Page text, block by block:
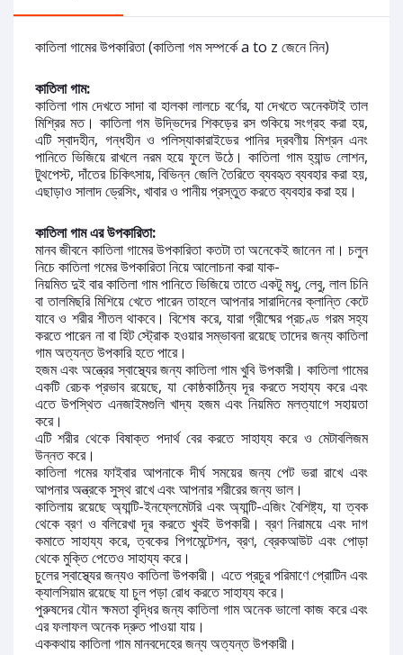
কাতিলা গামের উপকারিতা (কাতিলা গম সম্পর্কে a to z জেনে নিন)
কাতিলা গাম:
কাতিলা গাম দেখতে সাদা বা হালকা লালচে বর্ণের, যা দেখতে অনেকটাই তাল
মিশ্রির মত। কাতিলা গম উদ্ভিদের শিকড়ের রস শুকিয়ে সংগ্রহ করা হয়,
এটি স্বাদহীন, গন্ধহীন ও পলিস্যাকারাইডের পানির দ্রবণীয় মিশ্রন এনং
পানিতে ভিজিয়ে রাখলে নরম হয়ে ফুলে উঠে। কাতিলা গাম হ্যান্ড লোশন,
টুথপেস্ট, দাঁতের চিকিৎসায়, বিভিন্ন জেলি তৈরিতে ব্যবহৃত ব্যবহার করা হয়,
এছাড়াও সালাদ ড্রেসিং, খাবার ও পানীয় প্রস্তুত করতে ব্যবহার করা হয়।
কাতিলা গাম এর উপকারিতা:
মানব জীবনে কাতিলা গামের উপকারিতা কতটা তা অনেকেই জানেন না। চলুন
নিচে কাতিলা গমের উপকারিতা নিয়ে আলোচনা করা যাক-
নিয়মিত দুই বার কাতিলা গাম পানিতে ভিজিয়ে তাতে একটু মধু, লেবু, লাল চিনি
বা তালমিছরি মিশিয়ে খেতে পারেন তাহলে আপনার সারাদিনের ক্লান্তি কেটে
যাবে ও শরীর শীতল থাকবে। বিশেষ করে, যারা গ্রীষ্মের প্রচণ্ড গরম সহ্য
করতে পারেন না বা হিট স্ট্রোক হওয়ার সম্ভাবনা রয়েছে তাদের জন্য কাতিলা
গাম অত্যন্ত উপকারি হতে পারে।
হজম এবং অন্ত্রের স্বাস্থ্যের জন্য কাতিলা গাম খুবি উপকারী। কাতিলা গামের
একটি রেচক প্রভাব রয়েছে, যা কোষ্ঠকাঠিন্য দূর করতে সহায্য করে এবং
এতে উপস্থিত এনজাইমগুলি খাদ্য হজম এবং নিয়মিত মলত্যাগে সহায়তা
করে।
এটি শরীর থেকে বিষাক্ত পদার্থ বের করতে সাহায্য করে ও মেটাবলিজম
উন্নত করে।
কাতিলা গমের ফাইবার আপনাকে দীর্ঘ সময়ের জন্য পেট ভরা রাখে এবং
আপনার অন্ত্রকে সুস্থ রাখে এবং আপনার শরীরের জন্য ভাল।
কাতিলায় রয়েছে অ্যান্টি-ইনফ্লেমেটরি এবং অ্যান্টি-এজিং বৈশিষ্ট্য, যা ত্বক
থেকে ব্রণ ও বলিরেখা দূর করতে খুবই উপকারী। ব্রণ নিরাময়ে এবং দাগ
কমাতে সাহায্য করে, ত্বকের পিগমেন্টেশন, ব্রণ, ব্রেকআউট এবং পোড়া
থেকে মুক্তি পেতেও সাহায্য করে।
চুলের স্বাস্থ্যের জন্যও কাতিলা উপকারী। এতে প্রচুর পরিমাণে প্রোটিন এবং
ক্যালসিয়াম রয়েছে যা চুল পড়া রোধ করতে সাহায্য করে।
পুরুষদের যৌন ক্ষমতা বৃদ্ধির জন্য কাতিলা গাম অনেক ভালো কাজ করে এবং
এর ফলাফল অনেক দ্রুত পাওয়া যায়।
এককথায় কাতিলা গাম মানবদেহের জন্য অত্যন্ত উপকারী।